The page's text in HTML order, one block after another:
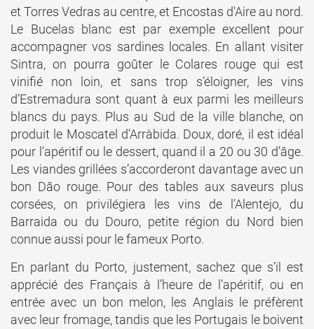
et Torres Vedras au centre, et Encostas d'Aire au nord.
Le Bucelas blanc est par exemple excellent pour
accompagner vos sardines locales. En allant visiter
Sintra, on pourra goûter le Colares rouge qui est
vinifié non loin, et sans trop s’éloigner, les vins
d’Estremadura sont quant à eux parmi les meilleurs
blancs du pays. Plus au Sud de la ville blanche, on
produit le Moscatel d’Arràbida. Doux, doré, il est idéal
pour l’apéritif ou le dessert, quand il a 20 ou 30 d’âge.
Les viandes grillées s’accorderont davantage avec un
bon Dâo rouge. Pour des tables aux saveurs plus
corsées, on privilégiera les vins de l’Alentejo, du
Barraida ou du Douro, petite région du Nord bien
connue aussi pour le fameux Porto.
En parlant du Porto, justement, sachez que s’il est
apprécié des Français à l’heure de l’apéritif, ou en
entrée avec un bon melon, les Anglais le préfèrent
avec leur fromage, tandis que les Portugais le boivent